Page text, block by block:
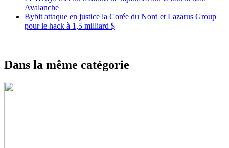
Avalanche
Bybit attaque en justice la Corée du Nord et Lazarus Group
pour le hack à 1,5 milliard $
Dans la même catégorie